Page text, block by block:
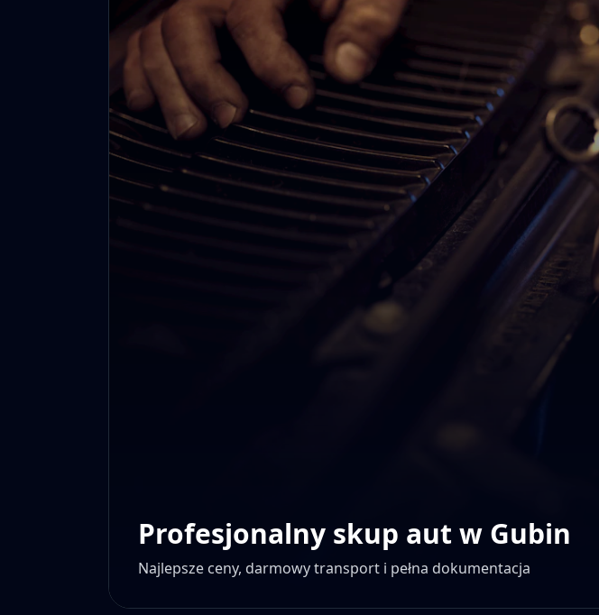
Profesjonalny skup aut w Gubin
Najlepsze ceny, darmowy transport i pełna dokumentacja